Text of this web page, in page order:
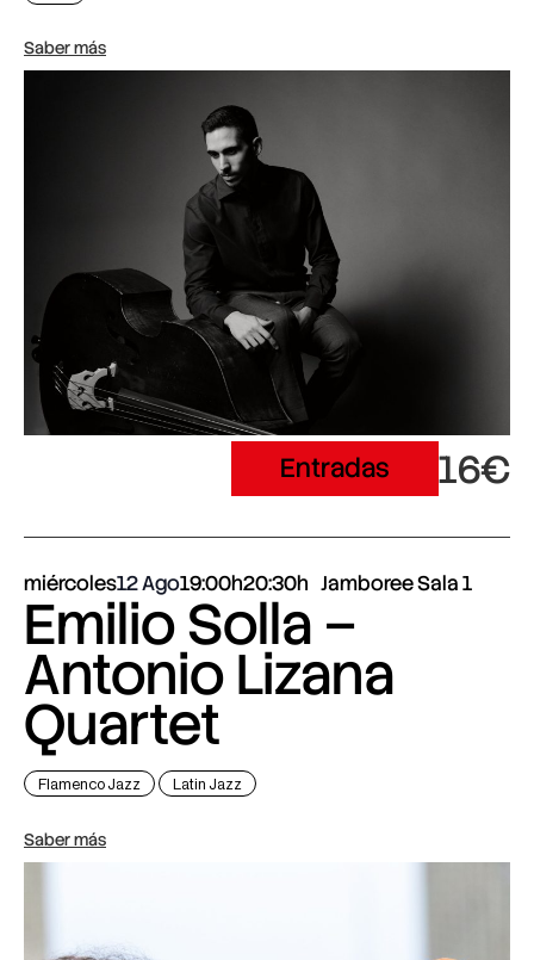
Saber más
Entradas 16€
miércoles12 Ago19:00h20:30h Jamboree Sala 1
Emilio Solla –
Antonio Lizana
Quartet
Flamenco Jazz Latin Jazz
Saber más